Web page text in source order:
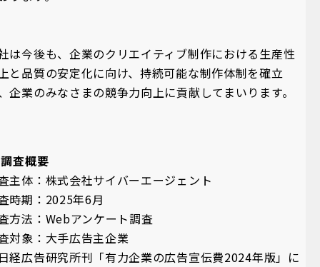
は今後も、企業のクリエイティブ制作における生産性
と品質の安定化に向け、持続可能な制作体制を確立
企業のみなさまの競争力向上に貢献してまいります。
査概要
主体：株式会社サイバーエージェント
時期：2025年6月
方法：Webアンケート調査
対象：大手広告主企業
経広告研究所刊「有力企業の広告宣伝費2024年版」に